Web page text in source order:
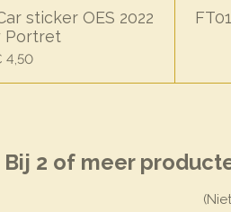
sticker OES 2022
Portret
4,50
Bij 2 of meer